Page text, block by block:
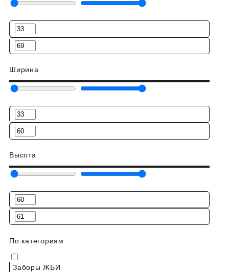
Ширина
Высота
По категориям
Заборы ЖБИ